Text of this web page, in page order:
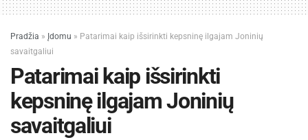
Pradžia » Įdomu » Patarimai kaip išsirinkti kepsninę ilgajam Joninių
savaitgaliui
Patarimai kaip išsirinkti
kepsninę ilgajam Joninių
savaitgaliui